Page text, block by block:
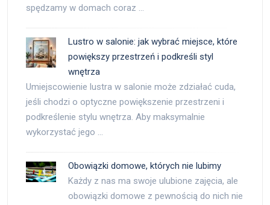
spędzamy w domach coraz …
Lustro w salonie: jak wybrać miejsce, które
powiększy przestrzeń i podkreśli styl
wnętrza
Umiejscowienie lustra w salonie może zdziałać cuda,
jeśli chodzi o optyczne powiększenie przestrzeni i
podkreślenie stylu wnętrza. Aby maksymalnie
wykorzystać jego …
Obowiązki domowe, których nie lubimy
Każdy z nas ma swoje ulubione zajęcia, ale
obowiązki domowe z pewnością do nich nie